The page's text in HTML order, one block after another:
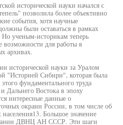
исторической науки начался с
позволила более объективно
события, хотя научные
были оставаться в рамках
ученым-историкам теперь
возможности для работы в
архивах.
исторической науки за Уралом
"Историей Сибири", которая была
фундаментального труда
Дальнего Востока в эпоху
интересные данные о
окраин России, в том числе об
Большое значение
ДВНЦ АН СССР. Эти шаги